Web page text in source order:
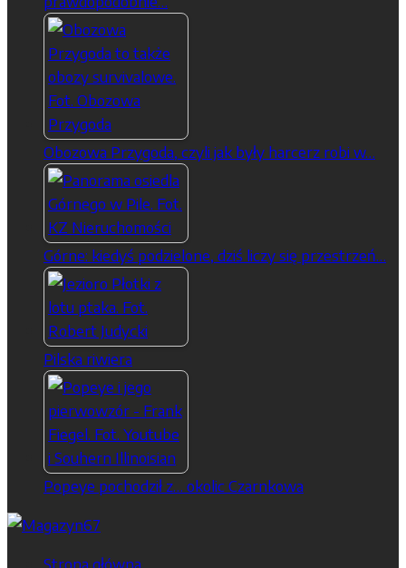
Obozowa Przygoda, czyli jak były harcerz robi w…
Górne: kiedyś podzielone, dziś liczy się przestrzeń…
Pilska riwiera
Popeye pochodził z… okolic Czarnkowa
Strona główna